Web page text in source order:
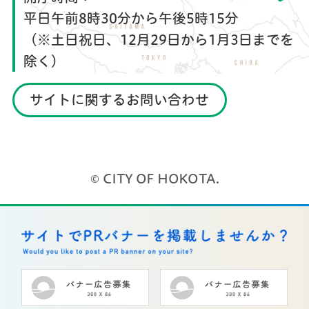
平日午前8時30分から午後5時15分
（※土日祝日、12月29日から1月3日までを
除く）
サイトに関するお問い合わせ
© CITY OF HOKOTA.